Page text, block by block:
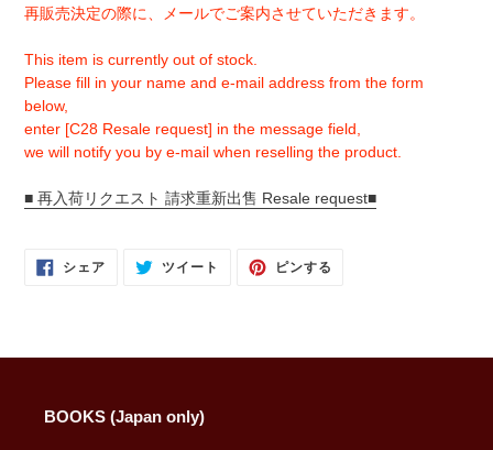
再販売決定の際に、メールでご案内させていただきます。
This item is currently out of stock.
Please fill in your name and e-mail address from the form
below,
enter [C28 Resale request] in the message field,
we will notify you by e-mail when reselling the product.
■ 再入荷リクエスト 請求重新出售 Resale request■
シェアFACEBOOKツイート
TWITTERピンする
BOOKS (Japan only)